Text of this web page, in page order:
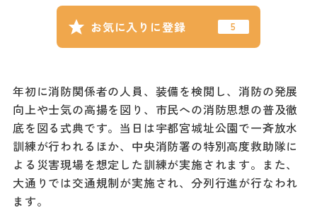
お気に入りに登録
年初に消防関係者の人員、装備を検閲し、消防の発展
向上や士気の高揚を図り、市民への消防思想の普及徹
底を図る式典です。当日は宇都宮城址公園で一斉放水
訓練が行われるほか、中央消防署の特別高度救助隊に
よる災害現場を想定した訓練が実施されます。また、
大通りでは交通規制が実施され、分列行進が行なわれ
ます。
フィルムコミ
ッション
Languag
e
フォトダウン
ロード
パンフレット
ダウンロード